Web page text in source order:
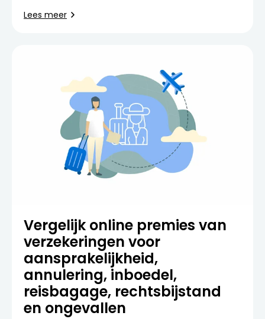
Lees meer
Vergelijk online premies van
verzekeringen voor
aansprakelijkheid,
annulering, inboedel,
reisbagage, rechtsbijstand
en ongevallen